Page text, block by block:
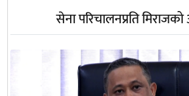
सेना परिचालनप्रति